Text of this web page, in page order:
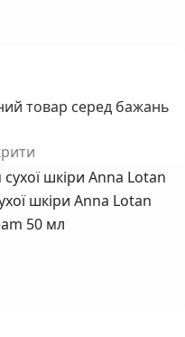
товар серед бажань
шкіри Anna Lotan
50 мл